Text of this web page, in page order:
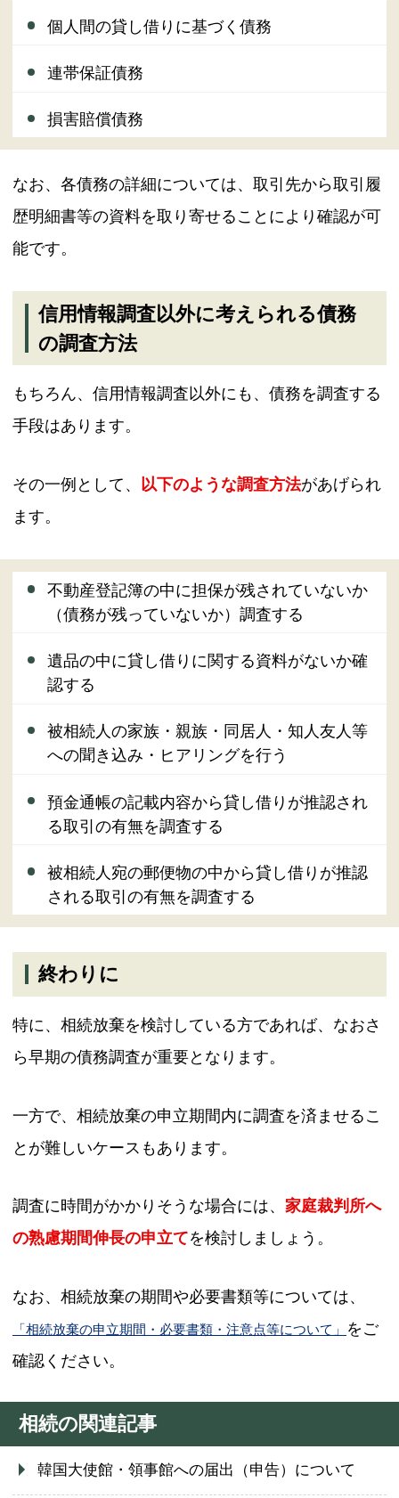
個人間の貸し借りに基づく債務
連帯保証債務
損害賠償債務
なお、各債務の詳細については、取引先から取引履
歴明細書等の資料を取り寄せることにより確認が可
能です。
信用情報調査以外に考えられる債務
の調査方法
もちろん、信用情報調査以外にも、債務を調査する
手段はあります。
その一例として、 以下のような調査方法があげられ
ます。
不動産登記簿の中に担保が残されていないか
（債務が残っていないか）調査する
遺品の中に貸し借りに関する資料がないか確
認する
被相続人の家族・親族・同居人・知人友人等
への聞き込み・ヒアリングを行う
預金通帳の記載内容から貸し借りが推認され
る取引の有無を調査する
被相続人宛の郵便物の中から貸し借りが推認
される取引の有無を調査する
終わりに
特に、相続放棄を検討している方であれば、なおさ
ら早期の債務調査が重要となります。
一方で、相続放棄の申立期間内に調査を済ませるこ
とが難しいケースもあります。
調査に時間がかかりそうな場合には、 家庭裁判所へ
の熟慮期間伸長の申立てを検討しましょう。
なお、相続放棄の期間や必要書類等については、
「相続放棄の申立期間・必要書類・注意点等について」
をご
確認ください。
相続の関連記事
韓国大使館・領事館への届出（申告）について